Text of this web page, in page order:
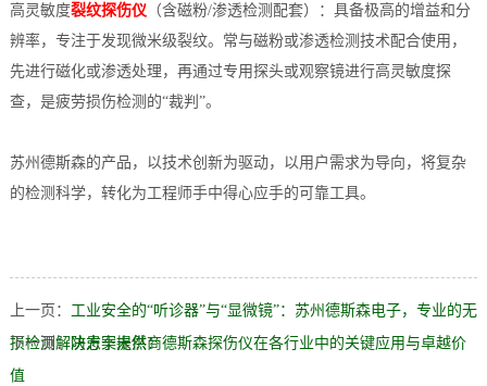
高灵敏度裂纹探伤仪（含磁粉/渗透检测配套）：具备极高的增益和分
辨率，专注于发现微米级裂纹。常与磁粉或渗透检测技术配合使用，
先进行磁化或渗透处理，再通过专用探头或观察镜进行高灵敏度探
查，是疲劳损伤检测的“裁判”。
苏州德斯森的产品，以技术创新为驱动，以用户需求为导向，将复杂
的检测科学，转化为工程师手中得心应手的可靠工具。
上一页： 工业安全的“听诊器”与“显微镜”：苏州德斯森电子，专业的无
损检测解决方案提供商
下一页：防患于未然：德斯森探伤仪在各行业中的关键应用与卓越价
值